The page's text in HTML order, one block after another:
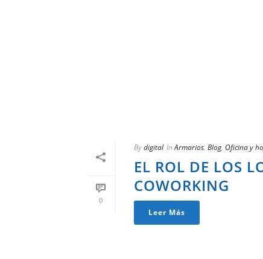
0
Bydigital In Armarios, Blog, Oficina y
EL ROL DE LOS
COWORKING
Leer Más